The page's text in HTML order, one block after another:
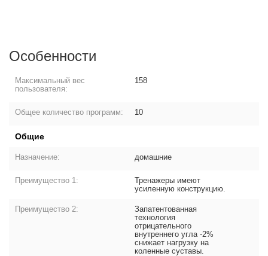
Особенности
Максимальный вес
пользователя:
158
Общее количество программ: 10
Общие
Назначение: домашние
Преимущество 1:
Тренажеры имеют
усиленную конструкцию.
Преимущество 2:
Запатентованная
технология
отрицательного
внутреннего угла -2%
снижает нагрузку на
коленные суставы.